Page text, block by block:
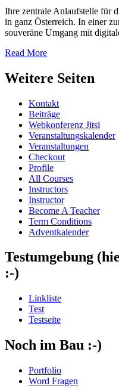
Ihre zentrale Anlaufstelle für
in ganz Österreich. In einer
souveräne Umgang mit
Read More
Weitere Seiten
Kontakt
Beiträge
Webkonferenz Jitsi
Veranstaltungskalender
Veranstaltungen
Checkout
Profile
All Courses
Instructors
Instructor
Become A Teacher
Term Conditions
Adventkalender
Testumgebung
:-)
Linkliste
Test
Testseite
Noch im Bau :-)
Portfolio
Word Fragen